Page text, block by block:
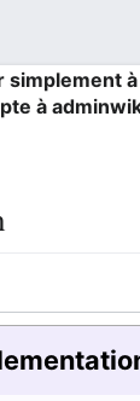
simplement à
à